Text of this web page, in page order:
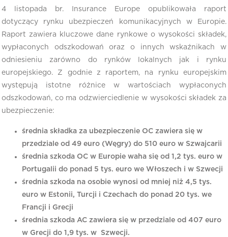
4 listopada br. Insurance Europe opublikowała raport
dotyczący rynku ubezpieczeń komunikacyjnych w Europie.
Raport zawiera kluczowe dane rynkowe o wysokości składek,
wypłaconych odszkodowań oraz o innych wskaźnikach w
odniesieniu zarówno do rynków lokalnych jak i rynku
europejskiego. Z godnie z raportem, na rynku europejskim
występują istotne różnice w wartościach wypłaconych
odszkodowań, co ma odzwierciedlenie w wysokości składek za
ubezpieczenie:
średnia składka za ubezpieczenie OC zawiera się w
przedziale od 49 euro (Węgry) do 510 euro w Szwajcarii
średnia szkoda OC w Europie waha się od 1,2 tys. euro w
Portugalii do ponad 5 tys. euro we Włoszech i w Szwecji
średnia szkoda na osobie wynosi od mniej niż 4,5 tys.
euro w Estonii, Turcji i Czechach do ponad 20 tys. we
Francji i Grecji
średnia szkoda AC zawiera się w przedziale od 407 euro
w Grecji do 1,9 tys. w Szwecji.